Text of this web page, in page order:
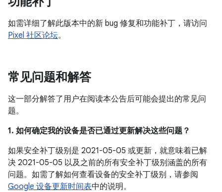
如需详细了解此版本中的新 bug 修复和功能补丁，请访问
Pixel 社区论坛。
常见问题和解答
这一部分解答了用户在阅读本公告后可能会提出的常见问
题。
1. 如何确定我的设备是否已通过更新解决这些问题？
如果安全补丁级别是 2021-05-05 或更新，就意味着已解
决 2021-05-05 以及之前的所有安全补丁级别涵盖的所有
问题。如需了解如何查看设备的安全补丁级别，请参阅
Google 设备更新时间表中的说明。